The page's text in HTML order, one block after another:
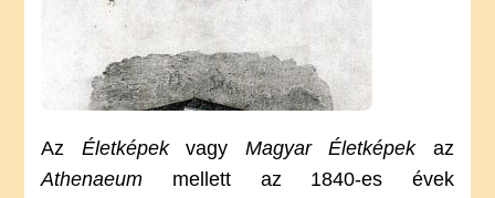
Az Életképekvagy Magyar Életképekaz
Athenaeum mellett az 1840-es évek